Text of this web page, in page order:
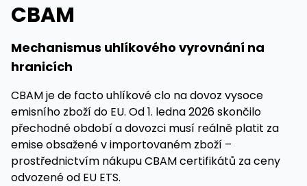
CBAM
Mechanismus uhlíkového vyrovnání na
hranicích
CBAM je de facto uhlíkové clo na dovoz vysoce
emisního zboží do EU. Od 1. ledna 2026 skončilo
přechodné období a dovozci musí reálně platit za
emise obsažené v importovaném zboží –
prostřednictvím nákupu CBAM certifikátů za ceny
odvozené od EU ETS.